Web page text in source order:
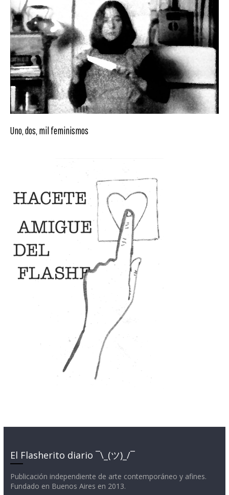
Uno, dos, mil feminismos
El Flasherito diario ¯\_(ツ)_/¯
Publicación independiente de arte contemporáneo y afines.
Fundado en Buenos Aires en 2013.